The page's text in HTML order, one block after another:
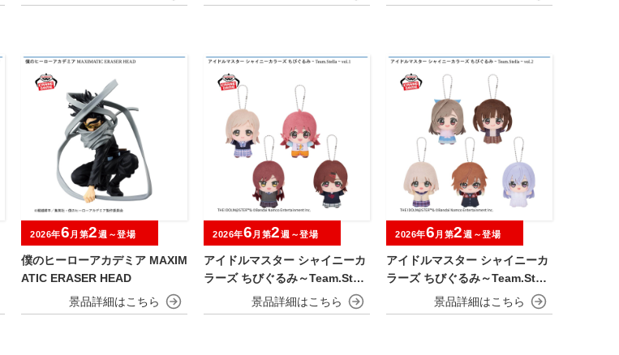
僕のヒーローアカデミア MAXIM
ATIC ERASER HEAD
2026年6 月第2週～登場
アイドルマスター シャイニーカ
ラーズ ちびぐるみ～Team.Stell
2026年6 月第2週～登場
アイドルマスター シャイニーカ
ラーズ ちびぐるみ～Team.Stell
2026年6 月第2週～登場